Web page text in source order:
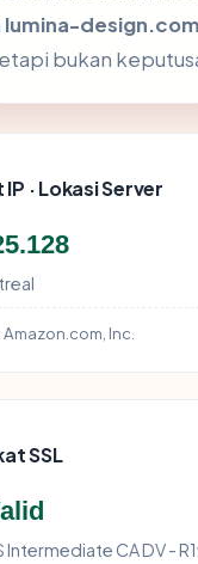
lumina-design.com
bukan
· Lokasi Server
Amazon.com, Inc.
SSL
CA DV -